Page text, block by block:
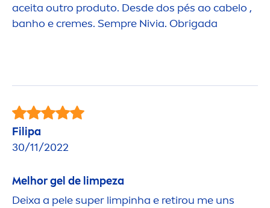
aceita outro produto. Desde dos pés ao cabelo ,
banho ecremes. Sempre Nivia. Obrigada
Filipa
30/11/2022
Melhor gel de limpeza
Deixa a pele super limpinha e retirou me uns